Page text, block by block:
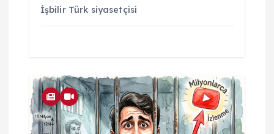
İşbilir Türk siyasetçisi